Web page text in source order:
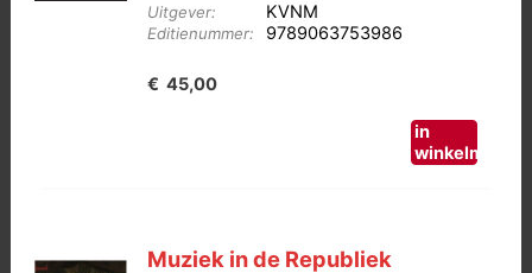
Uitgever: KVNM
Editienummer: 9789063753986
€ 45,00
in
winkelmand
Muziek in de Republiek